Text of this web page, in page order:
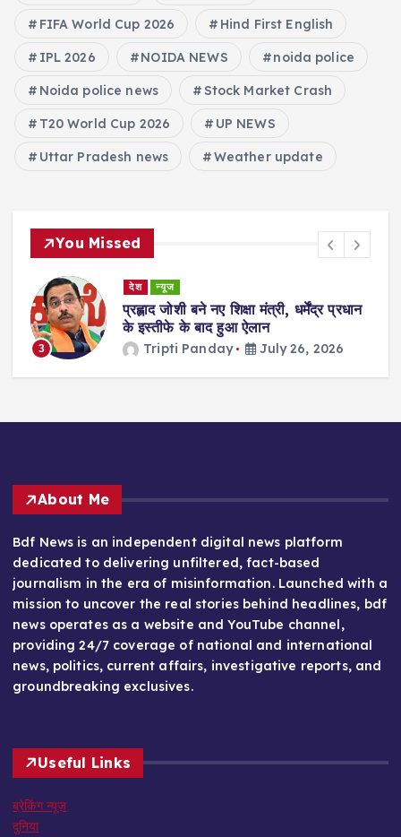
FIFA World Cup 2026 Hind First English
IPL 2026 NOIDA NEWS noida police
Noida police news Stock Market Crash
T20 World Cup 2026 UP NEWS
Uttar Pradesh news Weather update
You Missed
3
देश न्यूज
प्रह्लाद जोशी बने नए शिक्षा मंत्री, धर्मेंद्र प्रधान
के इस्तीफे के बाद हुआ ऐलान
Tripti Panday July 26, 2026
About Me
Bdf News is an independent digital news platform
dedicated to delivering unfiltered, fact-based
journalism in the era of misinformation. Launched with a
mission to uncover the real stories behind headlines, bdf
news operates as a website and YouTube channel,
providing 24/7 coverage of national and international
news, politics, current affairs, investigative reports, and
groundbreaking exclusives.
Useful Links
ब्रेकिंग न्यूज़
दुनिया